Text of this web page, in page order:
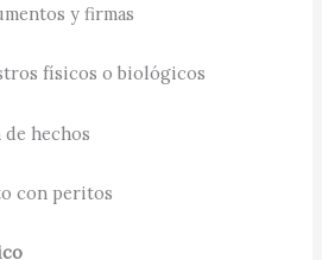
y firmas
físicos o biológicos
hechos
con peritos